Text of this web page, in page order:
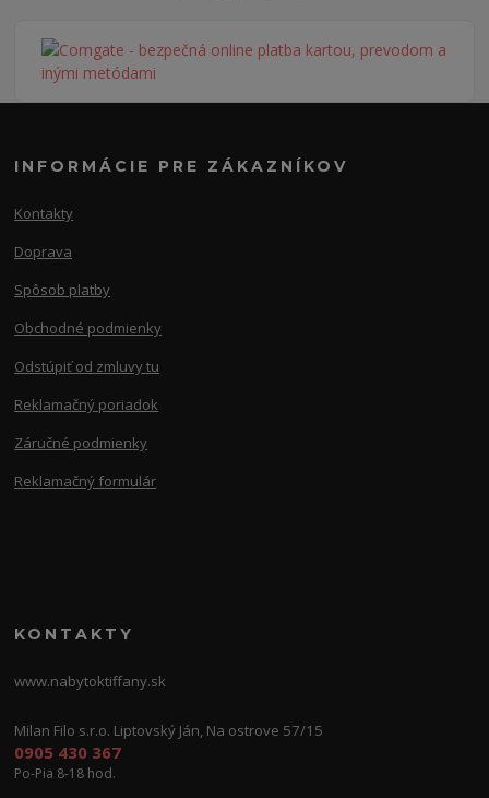
INFORMÁCIE PRE ZÁKAZNÍKOV
Kontakty
Doprava
Spôsob platby
Obchodné podmienky
Odstúpiť od zmluvy tu
Reklamačný poriadok
Záručné podmienky
Reklamačný formulár
KONTAKTY
www.nabytoktiffany.sk
Milan Filo s.r.o. Liptovský Ján, Na ostrove 57/15
0905 430 367
Po-Pia 8-18 hod.